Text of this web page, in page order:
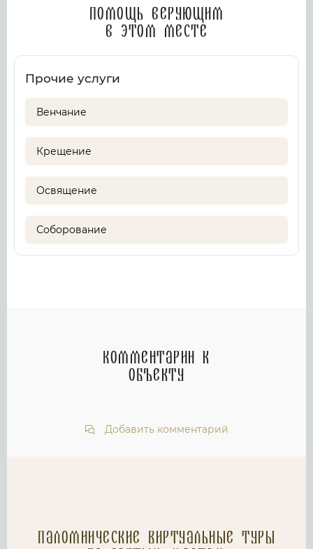
Помощь верующим
в этом месте
Прочие услуги
Венчание
Крещение
Освящение
Соборование
Комментарии к
объекту
Добавить комментарий
Паломнические Виртуальные туры